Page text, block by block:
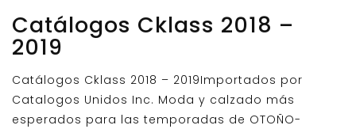
Catálogos Cklass 2018 –
2019
Catálogos Cklass 2018 – 2019Importados por
Catalogos Unidos Inc. Moda y calzado más
esperados para las temporadas de OTOÑO-